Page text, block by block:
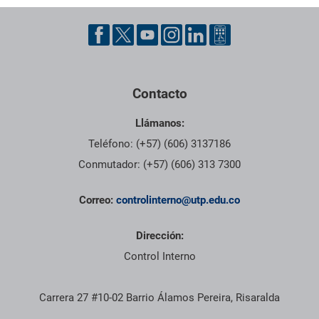
Pie de página con información de contacto, redes sociales y
Contacto
Llámanos:
Teléfono: (+57) (606) 3137186
Conmutador: (+57) (606) 313 7300
Correo: controlinterno@utp.edu.co
Dirección:
Control Interno
Carrera 27 #10-02 Barrio Álamos Pereira, Risaralda